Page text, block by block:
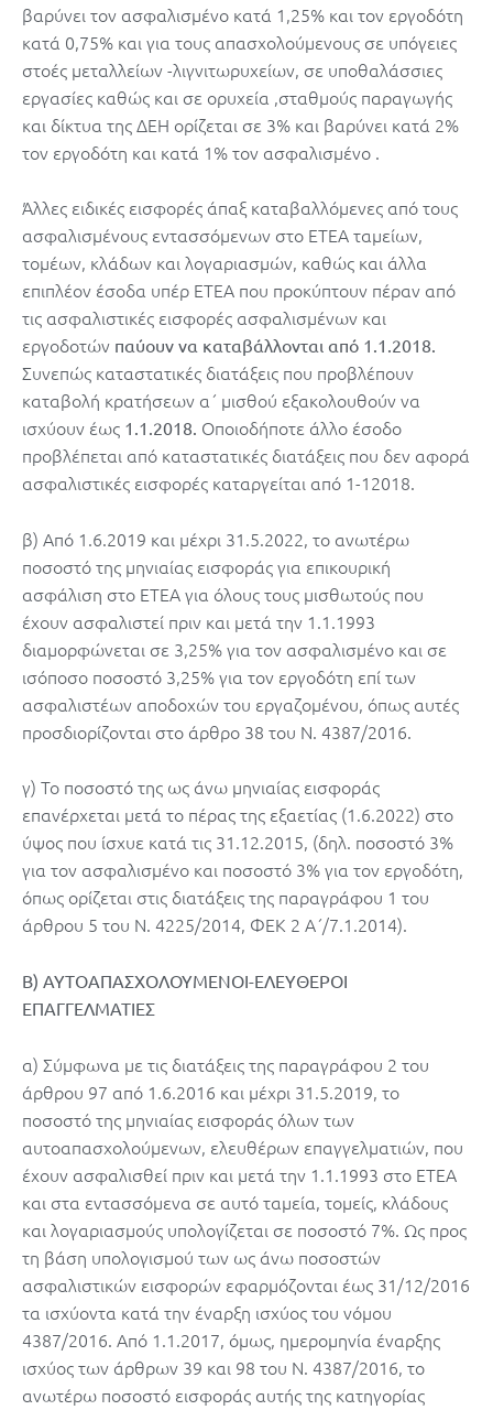
βαρύνει τον ασφαλισμένο κατά 1,25% και τον εργοδότη
κατά 0,75% και για τους απασχολούμενους σε υπόγειες
στοές μεταλλείων -λιγνιτωρυχείων, σε υποθαλάσσιες
εργασίες καθώς και σε ορυχεία ,σταθμούς παραγωγής
και δίκτυα της ΔΕΗ ορίζεται σε 3% και βαρύνει κατά 2%
τον εργοδότη και κατά 1% τον ασφαλισμένο .
Άλλες ειδικές εισφορές άπαξ καταβαλλόμενες από τους
ασφαλισμένους εντασσόμενων στο ΕΤΕΑ ταμείων,
τομέων, κλάδων και λογαριασμών, καθώς και άλλα
επιπλέον έσοδα υπέρ ΕΤΕΑ που προκύπτουν πέραν από
τις ασφαλιστικές εισφορές ασφαλισμένων και
εργοδοτών παύουν να καταβάλλονται από 1.1.2018.
Συνεπώς καταστατικές διατάξεις που προβλέπουν
καταβολή κρατήσεων α΄ μισθού εξακολουθούν να
ισχύουν έως 1.1.2018. Οποιοδήποτε άλλο έσοδο
προβλέπεται από καταστατικές διατάξεις που δεν αφορά
ασφαλιστικές εισφορές καταργείται από 1-12018.
β) Από 1.6.2019 και μέχρι 31.5.2022, το ανωτέρω
ποσοστό της μηνιαίας εισφοράς για επικουρική
ασφάλιση στο ΕΤΕΑ για όλους τους μισθωτούς που
έχουν ασφαλιστεί πριν και μετά την 1.1.1993
διαμορφώνεται σε 3,25% για τον ασφαλισμένο και σε
ισόποσο ποσοστό 3,25% για τον εργοδότη επί των
ασφαλιστέων αποδοχών του εργαζομένου, όπως αυτές
προσδιορίζονται στο άρθρο 38 του Ν. 4387/2016.
γ) Το ποσοστό της ως άνω μηνιαίας εισφοράς
επανέρχεται μετά το πέρας της εξαετίας (1.6.2022) στο
ύψος που ίσχυε κατά τις 31.12.2015, (δηλ. ποσοστό 3%
για τον ασφαλισμένο και ποσοστό 3% για τον εργοδότη,
όπως ορίζεται στις διατάξεις της παραγράφου 1 του
άρθρου 5 του Ν. 4225/2014, ΦΕΚ 2 Α΄/7.1.2014).
Β) ΑΥΤΟΑΠΑΣΧΟΛΟΥΜΕΝΟΙ-ΕΛΕΥΘΕΡΟΙ
ΕΠΑΓΓΕΛΜΑΤΙΕΣ
α) Σύμφωνα με τις διατάξεις της παραγράφου 2 του
άρθρου 97 από 1.6.2016 και μέχρι 31.5.2019, το
ποσοστό της μηνιαίας εισφοράς όλων των
αυτοαπασχολούμενων, ελευθέρων επαγγελματιών, που
έχουν ασφαλισθεί πριν και μετά την 1.1.1993 στο ΕΤΕΑ
και στα εντασσόμενα σε αυτό ταμεία, τομείς, κλάδους
και λογαριασμούς υπολογίζεται σε ποσοστό 7%. Ως προς
τη βάση υπολογισμού των ως άνω ποσοστών
ασφαλιστικών εισφορών εφαρμόζονται έως 31/12/2016
τα ισχύοντα κατά την έναρξη ισχύος του νόμου
4387/2016. Από 1.1.2017, όμως, ημερομηνία έναρξης
ισχύος των άρθρων 39 και 98 του Ν. 4387/2016, το
ανωτέρω ποσοστό εισφοράς αυτής της κατηγορίας